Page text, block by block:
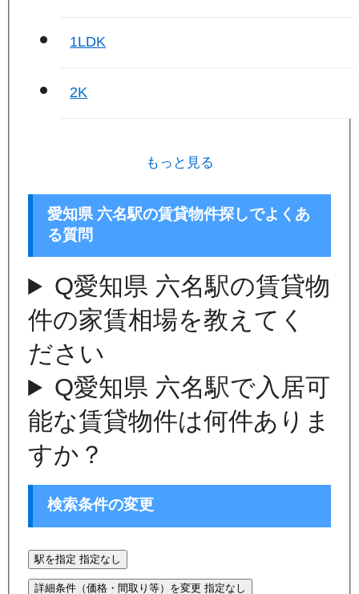
1LDK
2K
もっと見る
愛知県 六名駅の賃貸物件探しでよくあ
る質問
Q愛知県 六名駅の賃貸物
件の家賃相場を教えてく
ださい
Q愛知県 六名駅で入居可
能な賃貸物件は何件ありま
すか？
検索条件の変更
駅を指定 指定なし
詳細条件（価格・間取り等）を変更 指定なし